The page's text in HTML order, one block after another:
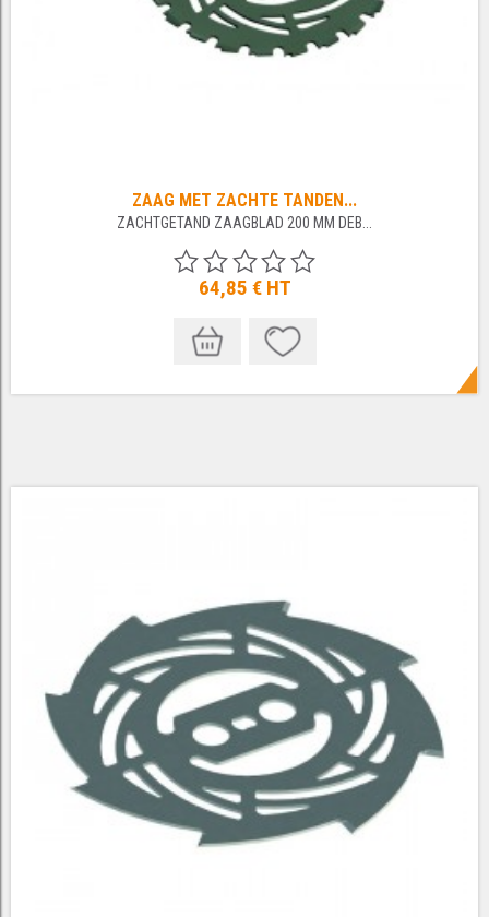
ZAAG MET ZACHTE TANDEN...
ZACHTGETAND ZAAGBLAD 200 MM DEB...
64,85 € HT